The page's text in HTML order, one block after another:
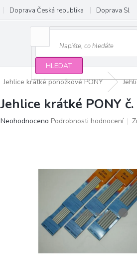
Doprava Česká republika Doprava
HLEDAT
Jehlice krátké ponožkové PONY
Jehlice krátké PONY
Průměrné
Neohodnoceno Podrobnosti hodnocení